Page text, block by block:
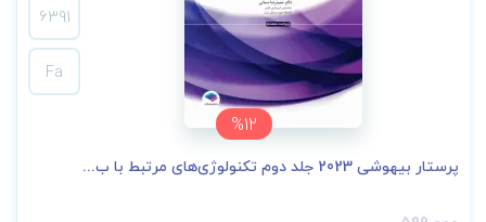
%12
6391
Fa
پرستار بیهوشی 2023 جلد دوم تکنولوژی‌های مرتبط با ب...